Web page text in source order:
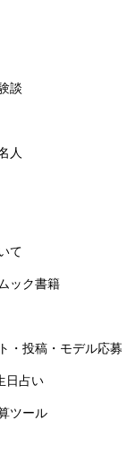
談
人
て
ック書籍
・投稿・モデル応募
日占い
ツール